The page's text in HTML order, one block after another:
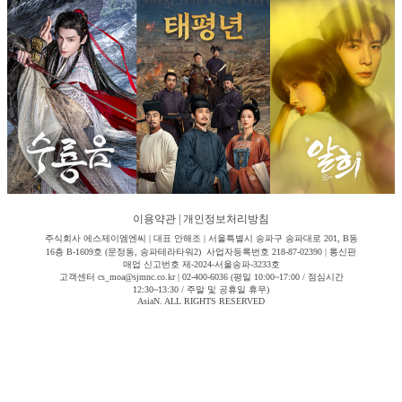
이용약관 개인정보처리방침
주식회사 에스제이엠엔씨 | 대표 안해조 | 서울특별시 송파구 송파대로 201, B동
16층 B-1609호 (문정동, 송파테라타워2) 사업자등록번호 218-87-02390 | 통신판
매업 신고번호 제-2024-서울송파-3233호
고객센터 cs_moa@sjmnc.co.kr | 02-400-6036 (평일 10:00~17:00 / 점심시간
12:30~13:30 / 주말 및 공휴일 휴무)
AsiaN. ALL RIGHTS RESERVED